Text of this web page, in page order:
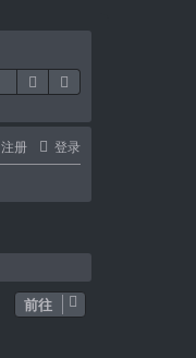
搜索
登录
注册
前往